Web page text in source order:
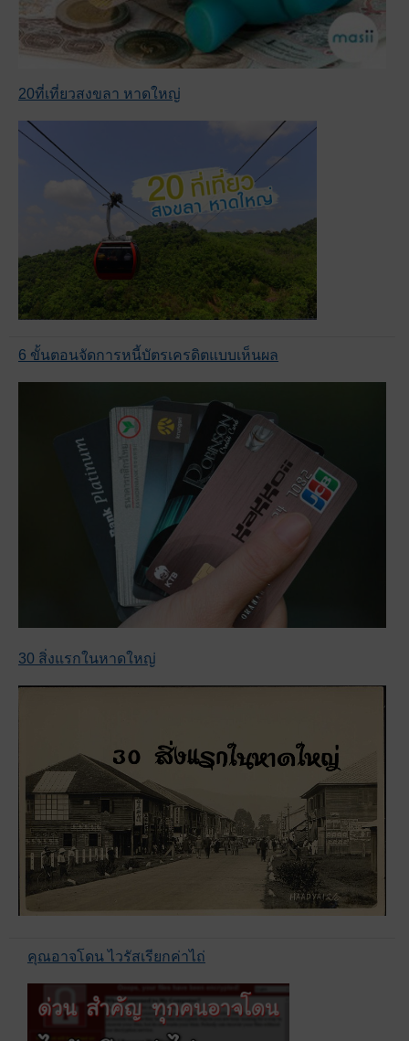
20ที่เที่ยวสงขลา หาดใหญ่
6 ขั้นตอนจัดการหนี้บัตรเครดิตแบบเห็นผล
30 สิ่งแรกในหาดใหญ่
คุณอาจโดน ไวรัสเรียกค่าไถ่